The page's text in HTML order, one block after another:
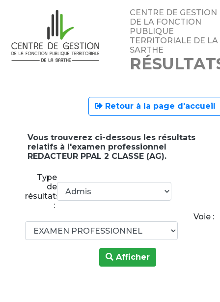
CENTRE DE GESTION
DE LA FONCTION
PUBLIQUE
TERRITORIALE DE LA
SARTHE
Retour à la page d'accueil
Vous trouverez ci-dessous les résultats
relatifs à l'examen professionnel
REDACTEUR PPAL 2 CLASSE (AG).
Type
de
résultats
:
Voie :
Afficher